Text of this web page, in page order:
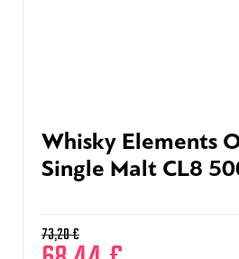
Whisky Elements
Single Malt CL8
73,20€